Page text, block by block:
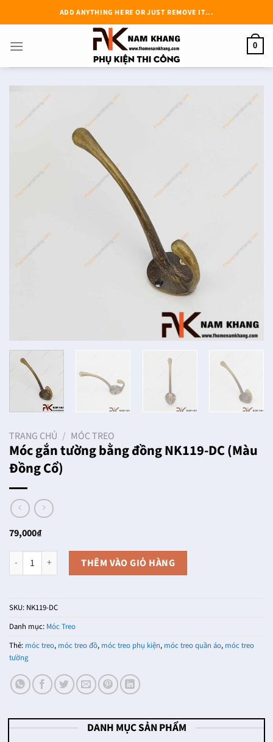
đến
dung
ADD ANYTHING HERE OR JUST REMOVE IT...
0
TRANG CHỦ / MÓC TREO
Móc gắn tường bằng đồng NK119-DC (Màu
Đồng Cổ)
79,000₫
Móc gắn tường bằng đồng NK119-DC (Màu Đồng Cổ) số lượng
THÊM VÀO GIỎ HÀNG
SKU: NK119-DC
Danh mục: Móc Treo
Thẻ: móc treo, móc treo đồ, móc treo phụ kiện, móc treo quần áo, móc treo
tường
DANH MỤC SẢN PHẨM